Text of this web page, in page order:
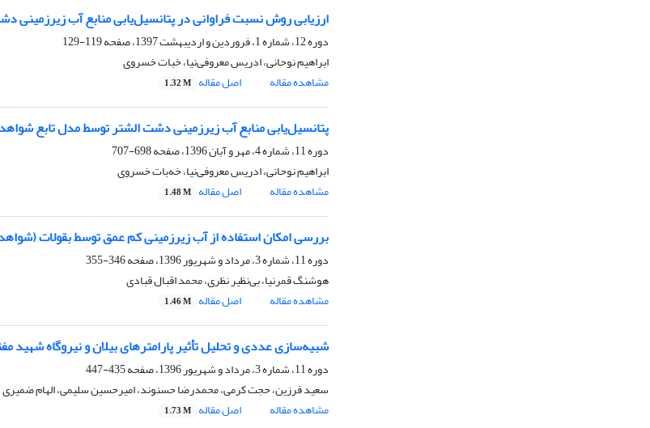
ارزیابی روش نسبت فراوانی در پتانسیل‌یابی منابع آب زیرزمینی
دوره 12، شماره 1، فروردین و اردیبهشت 1397، صفحه
119-129
ابراهیم نوحانی، ادریس معروفی‌نیا، خبات خسروی
مشاهده مقاله
اصل مقاله 1.32 M
پتانسیل‌یابی منابع آب زیرزمینی دشت الشتر توسط مدل تابع
دوره 11، شماره 4، مهر و آبان 1396، صفحه
698-707
ابراهیم نوحانی، ادریس معروفی‌نیا، خه‌بات خسروی
مشاهده مقاله
اصل مقاله 1.48 M
بررسی امکان استفاده از آب زیرزمینی کم عمق توسط بقولات
دوره 11، شماره 3، مرداد و شهریور 1396، صفحه
346-355
هوشنگ قمرنیا، بی‌نظیر نظری، محمد اقبال قبادی
مشاهده مقاله
اصل مقاله 1.46 M
شبیه‌سازی عددی و تحلیل تأثیر پارامترهای بیلان و نیروگاه
دوره 11، شماره 3، مرداد و شهریور 1396، صفحه
435-447
سعید فرزین، حجت کرمی، محمدرضا حسنوند، امیرحسین سلیمی، الهام ضمیری
مشاهده مقاله
اصل مقاله 1.73 M